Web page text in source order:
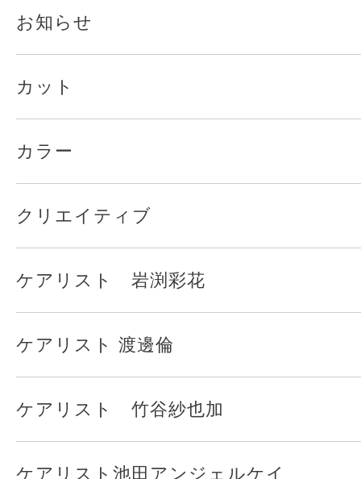
お知らせ
カット
カラー
クリエイティブ
ケアリスト 岩渕彩花
ケアリスト 渡邊倫
ケアリスト 竹谷紗也加
ケアリスト池田アンジェルケイ